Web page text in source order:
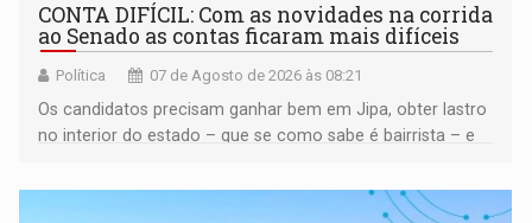
CONTA DIFÍCIL: Com as novidades na corrida
ao Senado as contas ficaram mais difíceis
Política 07 de Agosto de 2026 às 08:21
Os candidatos precisam ganhar bem em Jipa, obter lastro
no interior do estado – que se como sabe é bairrista – e
garantir